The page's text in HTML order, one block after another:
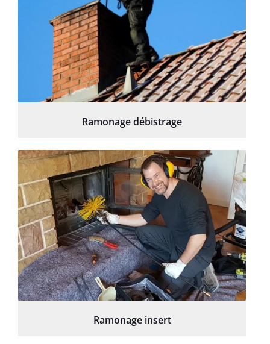
Ramonage débistrage
Ramonage insert